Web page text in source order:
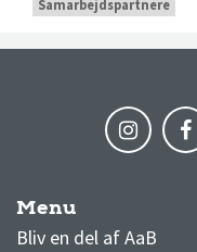
Samarbejdspartnere
Menu
Bliv en del af AaB